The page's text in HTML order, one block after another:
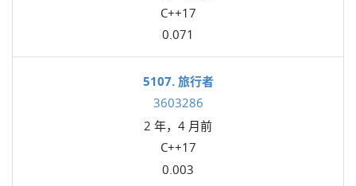
C++17
0.071
5107. 旅行者
3603286
2 年，4 月前
C++17
0.003